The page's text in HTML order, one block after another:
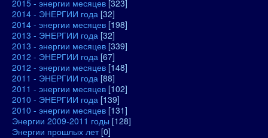
2015 - энергии месяцев [323]
2014 - ЭНЕРГИИ года [32]
2014 - энергии месяцев [198]
2013 - ЭНЕРГИИ года [32]
2013 - энергии месяцев [339]
2012 - ЭНЕРГИИ года [67]
2012 - энергии месяцев [148]
2011 - ЭНЕРГИИ года [88]
2011 - энергии месяцев [102]
2010 - ЭНЕРГИИ года [139]
2010 - энергии месяцев [131]
Энергии 2009-2011 годы [128]
Энергии прошлых лет [0]